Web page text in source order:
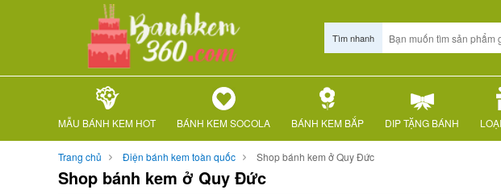
Tìm nhanh
MẪU BÁNH KEM HOT BÁNH KEM SOCOLA BÁNH KEM BẮP DIP TẶNG BÁNH
Trang chủ Điện bánh kem toàn quốc Shop bánh kem ở Quy Đức
Shop bánh kem ở Quy Đức